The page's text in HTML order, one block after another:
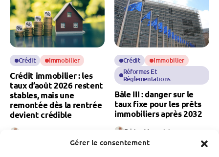
Gérer le consentement
Crédit Immobilier
Crédit immobilier : les
taux d’août 2026 restent
stables, mais une
remontée dès la rentrée
devient crédible
Crédit
Immobilier
Réformes Et
Réglementations
Bâle III : danger sur le
taux fixe pour les prêts
immobiliers après 2032
Fabien Monvoisin
30 Juillet 2026